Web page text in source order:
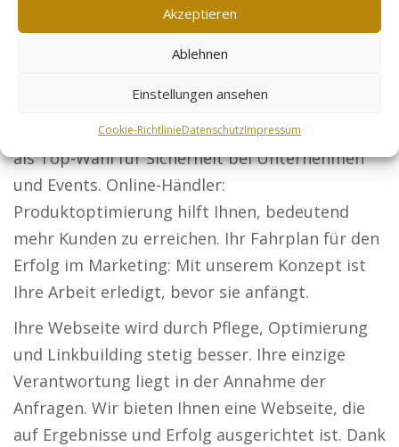
Akzeptieren
Ablehnen
Einstellungen ansehen
Cookie-RichtlinieDatenschutzImpressum
Projekten Bauherren anziehen und Aufträge
Lösungen für Firmen und Privatkunden
sichtbar. Sicherheitsdienste: Etablieren Sie sich
als Top-Wahl für Sicherheit bei Unternehmen
und Events. Online-Händler:
Produktoptimierung hilft Ihnen, bedeutend
mehr Kunden zu erreichen. Ihr Fahrplan für den
Erfolg im Marketing: Mit unserem Konzept ist
Ihre Arbeit erledigt, bevor sie anfängt.
Ihre Webseite wird durch Pflege, Optimierung
und Linkbuilding stetig besser. Ihre einzige
Verantwortung liegt in der Annahme der
Anfragen. Wir bieten Ihnen eine Webseite, die
auf Ergebnisse und Erfolg ausgerichtet ist. Dank